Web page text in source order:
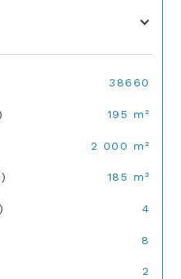
38660
195 m²
2 000 m²
185 m²
4
8
2